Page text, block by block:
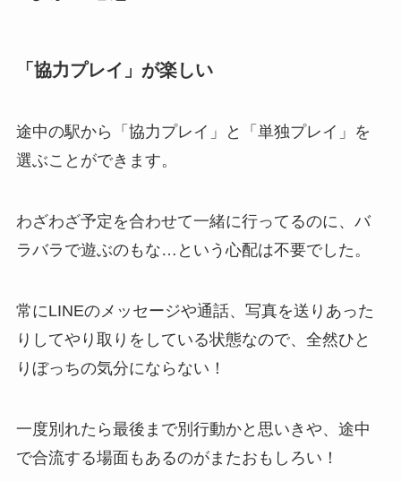
「協力プレイ」が楽しい
途中の駅から「協力プレイ」と「単独プレイ」を
選ぶことができます。
わざわざ予定を合わせて一緒に行ってるのに、バ
ラバラで遊ぶのもな…という心配は不要でした。
常にLINEのメッセージや通話、写真を送りあった
りしてやり取りをしている状態なので、 全然ひと
りぼっちの気分になら ない ！
一度別れたら最後まで別行動かと思いきや、途中
で合流する場面もあるのがまたおもしろい！